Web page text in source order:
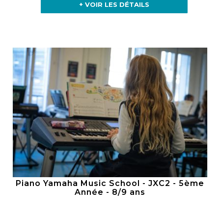
+ VOIR LES DÉTAILS
Piano Yamaha Music School - JXC2 - 5ème
Année - 8/9 ans